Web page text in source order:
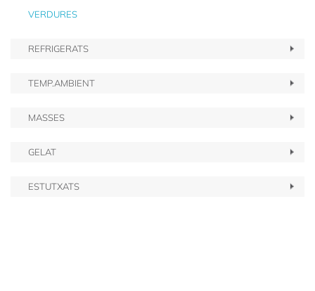
VERDURES
REFRIGERATS
TEMP.AMBIENT
MASSES
GELAT
ESTUTXATS